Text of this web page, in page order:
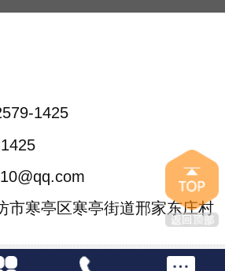
1425
市寒亭区寒亭街道邢家东庄村